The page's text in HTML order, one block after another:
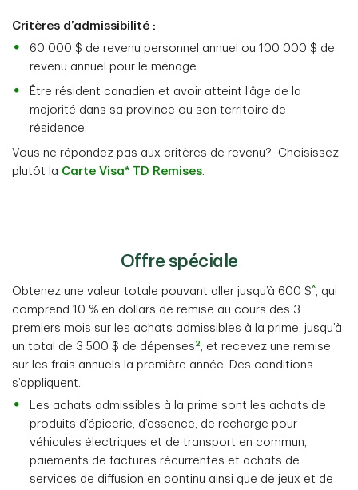
Critères d’admissibilité :
60 000 $ de revenu personnel annuel ou 100 000 $ de
revenu annuel pour le ménage
Être résident canadien et avoir atteint l’âge de la
majorité dans sa province ou son territoire de
résidence.
Vous ne répondez pas aux critères de revenu? Choisissez
plutôt la Carte Visa* TD Remises
Offre spéciale
Obtenez une valeur totale pouvant aller jusqu’à 600 $^
, qui
comprend 10 % en dollars de remise au cours des 3
premiers mois sur les achats admissibles à la prime, jusqu’à
un total de 3 500 $ de dépenses 2
, et recevez une remise
sur les frais annuels la première année. Des conditions
s’appliquent.
Les achats admissibles à la prime sont les achats de
produits d’épicerie, d’essence, de recharge pour
véhicules électriques et de transport en commun,
paiements de factures récurrentes et achats de
services de diffusion en continu ainsi que de jeux et de